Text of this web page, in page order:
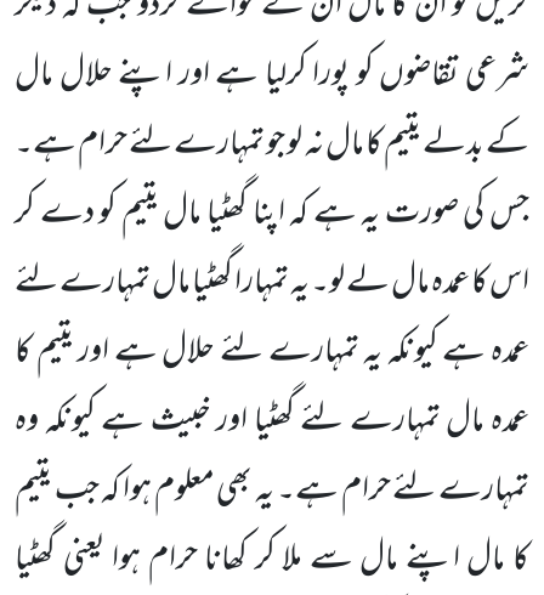
شرعی تقاضوں کو پورا کرلیا ہے اور اپنے حلال مال
کے بدلے یتیم کا مال نہ لو جو تمہارے لئے حرام ہے۔
جس کی صورت یہ ہے کہ اپنا گھٹیا مال یتیم کو دے کر
اس کا عمدہ مال لے لو۔ یہ تمہارا گھٹیا مال تمہارے لئے
عمدہ ہے کیونکہ یہ تمہارے لئے حلال ہے اور یتیم کا
عمدہ مال تمہارے لئے گھٹیا اور خبیث ہے کیونکہ وہ
تمہارے لئے حرام ہے۔ یہ بھی معلوم ہوا کہ جب یتیم
کا مال اپنے مال سے ملا کر کھانا حرام ہوا یعنی گھٹیا